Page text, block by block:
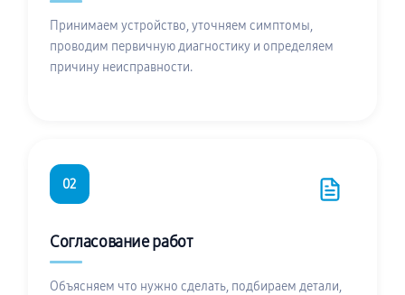
Принимаем устройство, уточняем симптомы,
проводим первичную диагностику и определяем
причину неисправности.
02
Согласование работ
Объясняем что нужно сделать, подбираем детали,